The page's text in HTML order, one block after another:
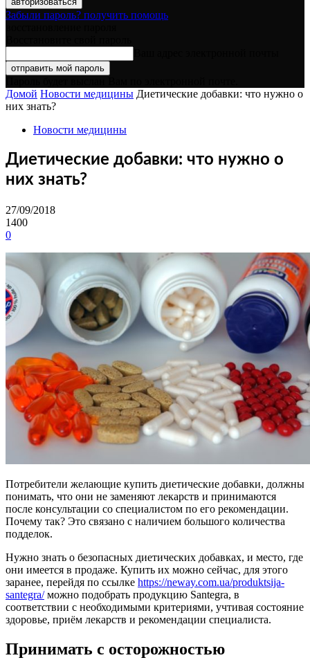
Забыли пароль? получить помощь
Домой Новости медицины Диетические добавки: что нужно о
них знать?
Новости медицины
Диетические добавки: что нужно о
них знать?
27/09/2018
1400
0
Потребители желающие купить диетические добавки, должны
понимать, что они не заменяют лекарств и принимаются
после консультации со специалистом по его рекомендации.
Почему так? Это связано с наличием большого количества
подделок.
Нужно знать о безопасных диетических добавках, и место, где
они имеется в продаже. Купить их можно сейчас, для этого
заранее, перейдя по ссылке https://neway.com.ua/produktsija-
santegra/можно подобрать продукцию Santegra, в
соответствии с необходимыми критериями, учтивая состояние
здоровье, приём лекарств и рекомендации специалиста.
Принимать с осторожностью